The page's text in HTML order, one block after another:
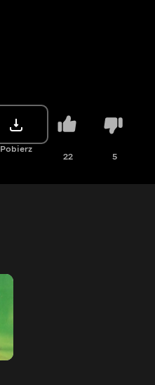
Pobierz
22 5